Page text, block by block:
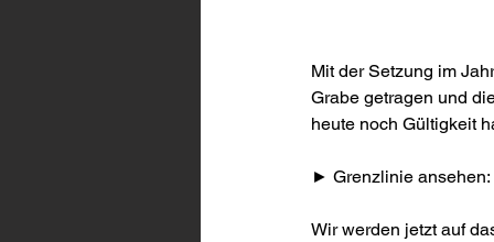
Mit der Setzung im
Grabe getragen und
heute noch Gültigkeit
► Grenzlinie ansehen:
Wir werden jetzt auf